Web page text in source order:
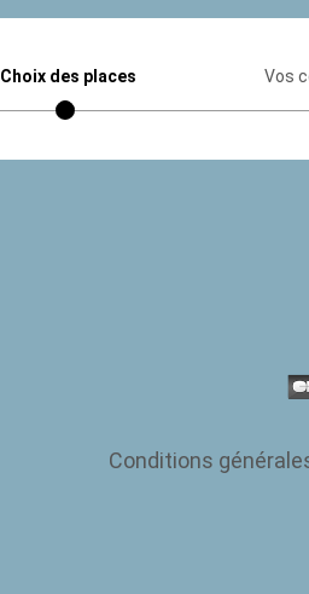
Choix des places Vos
Conditions